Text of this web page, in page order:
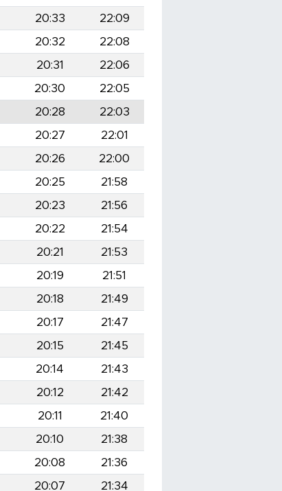
20:33
22:09
20:32
22:08
20:31
22:06
20:30
22:05
20:28
22:03
20:27
22:01
20:26
22:00
20:25
21:58
20:23
21:56
20:22
21:54
20:21
21:53
20:19
21:51
20:18
21:49
20:17
21:47
20:15
21:45
20:14
21:43
20:12
21:42
20:11
21:40
20:10
21:38
20:08
21:36
20:07
21:34